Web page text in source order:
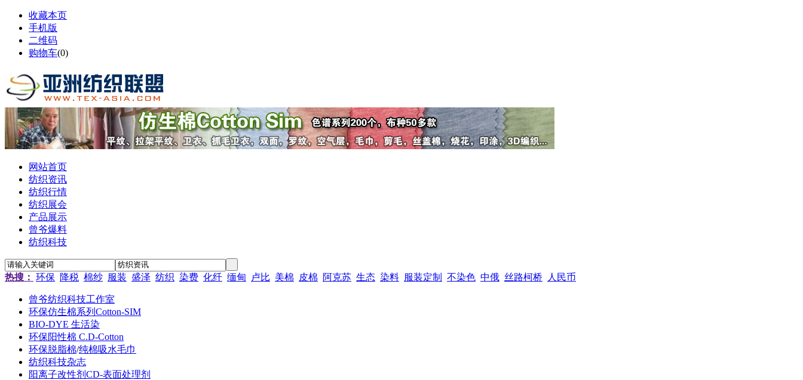
收藏本页
手机版
二维码
购物车(0)
网站首页
纺织资讯
纺织行情
纺织展会
产品展示
曾爷爆料
纺织科技
热搜： 环保 降税 棉纱 服装 盛泽 纺织 染费 化纤 缅甸 卢比 美棉 皮棉 阿克苏 生态 染料 服装定制 不染色 中俄 丝路柯桥 人民币
曾爷纺织科技工作室
环保仿生棉系列Cotton-SIM
BIO-DYE 生活染
环保阳性棉 C.D-Cotton
环保脱脂棉/纯棉吸水毛巾
纺织科技杂志
阳离子改性剂CD-表面处理剂